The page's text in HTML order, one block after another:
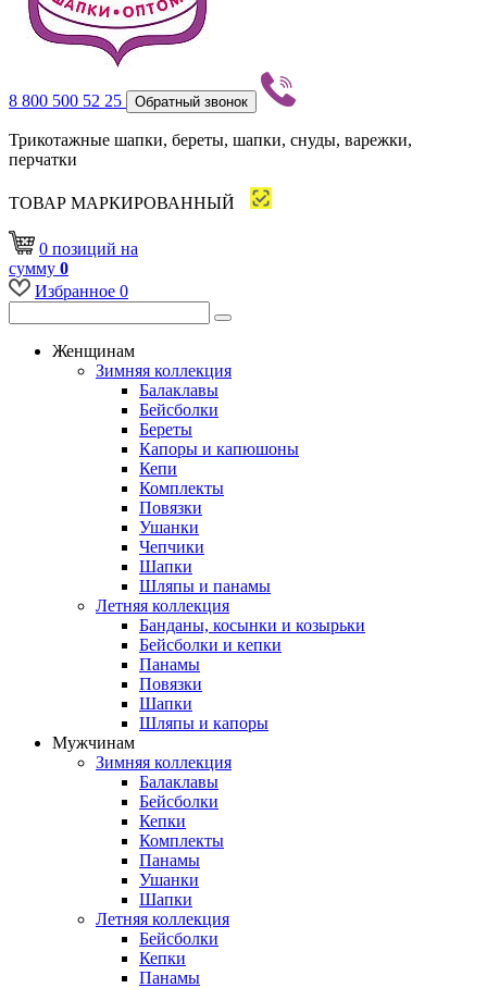
8 800 500 52 25 Обратный звонок
Трикотажные шапки, береты, шапки, снуды, варежки,
перчатки
ТОВАР МАРКИРОВАННЫЙ
0 позиций на
сумму 0
Избранное 0
Женщинам
Зимняя коллекция
Балаклавы
Бейсболки
Береты
Капоры и капюшоны
Кепи
Комплекты
Повязки
Ушанки
Чепчики
Шапки
Шляпы и панамы
Летняя коллекция
Банданы, косынки и козырьки
Бейсболки и кепки
Панамы
Повязки
Шапки
Шляпы и капоры
Мужчинам
Зимняя коллекция
Балаклавы
Бейсболки
Кепки
Комплекты
Панамы
Ушанки
Шапки
Летняя коллекция
Бейсболки
Кепки
Панамы